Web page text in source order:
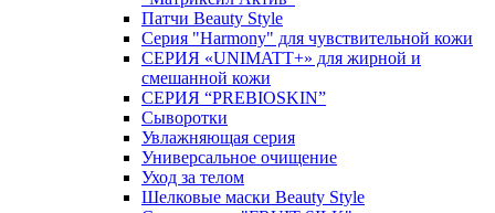
Патчи Beauty Style
Серия "Harmony" для чувствительной кожи
СЕРИЯ «UNIMATT+» для жирной и
смешанной кожи
СЕРИЯ “PREBIOSKIN”
Сыворотки
Увлажняющая серия
Универсальное очищение
Уход за телом
Шелковые маски Beauty Style